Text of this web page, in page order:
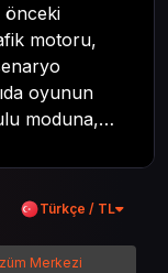
önceki
motoru,
oyunun
moduna,
Tüm
kartı
Türkçe / TL
Merkezi